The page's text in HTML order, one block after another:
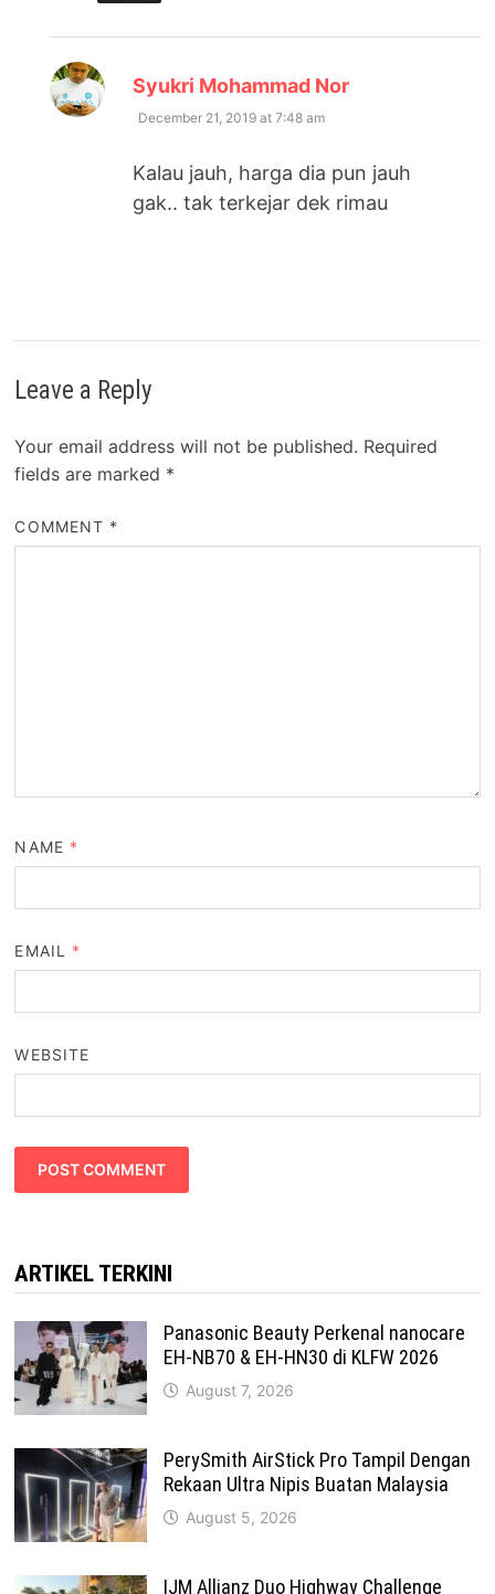
Syukri Mohammad Nor
December 21, 2019 at 7:48 am
Kalau jauh, harga dia pun jauh
gak.. tak terkejar dek rimau
Leave a Reply
Your email address will not be published. Required
fields are marked *
COMMENT *
NAME *
EMAIL *
WEBSITE
ARTIKEL TERKINI
Panasonic Beauty Perkenal nanocare
EH-NB70 & EH-HN30 di KLFW 2026
August 7, 2026
PerySmith AirStick Pro Tampil Dengan
Rekaan Ultra Nipis Buatan Malaysia
August 5, 2026
IJM Allianz Duo Highway Challenge